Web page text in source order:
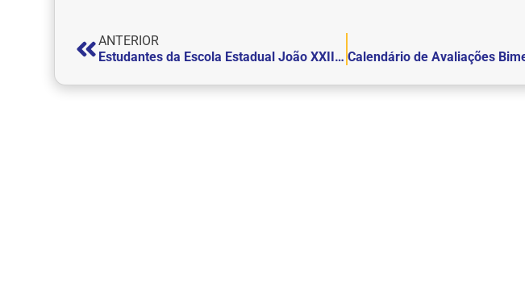
ANTERIOR
Estudantes da Escola Estadual João XXIII visitam os laboratórios da FEPI